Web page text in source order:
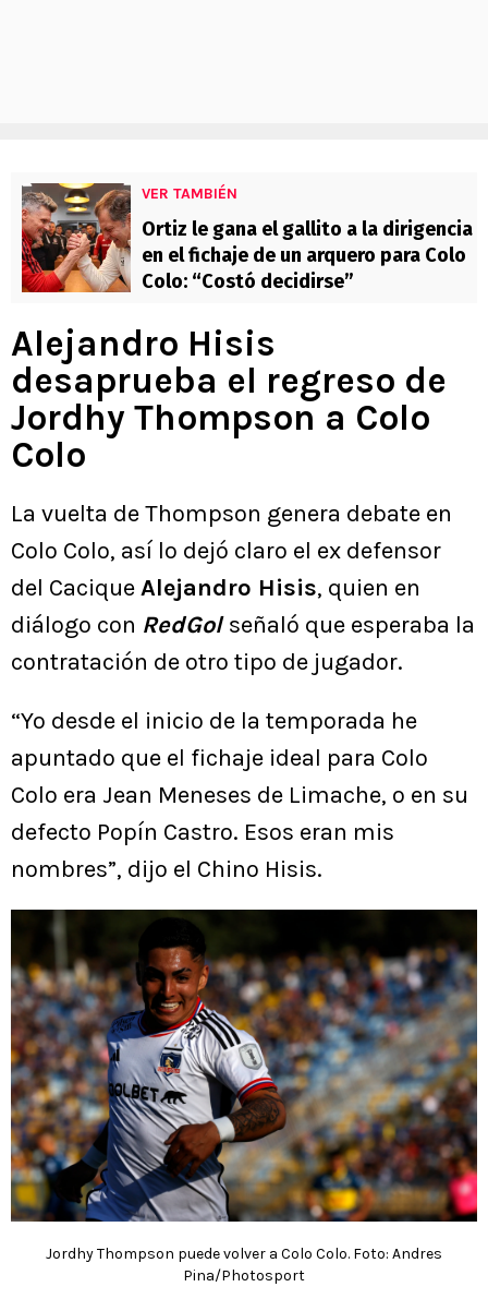
VER TAMBIÉN
Ortiz le gana el gallito a la dirigencia
en el fichaje de un arquero para Colo
Colo: “Costó decidirse”
Alejandro Hisis
desaprueba el regreso de
Jordhy Thompson a Colo
Colo
La vuelta de Thompson genera debate en
Colo Colo, así lo dejó claro el ex defensor
del CaciqueAlejandro Hisis, quien en
diálogo con RedGolseñaló que esperaba la
contratación de otro tipo de jugador.
“Yo desde el inicio de la temporada he
apuntado que el fichaje ideal para Colo
Colo era Jean Meneses de Limache, o en su
defecto Popín Castro. Esos eran mis
nombres”, dijo el Chino Hisis.
Jordhy Thompson puede volver a Colo Colo. Foto: Andres
Pina/Photosport